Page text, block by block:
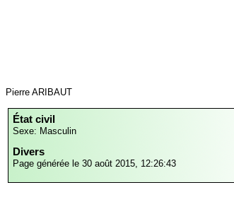
Pierre ARIBAUT
État civil
Sexe: Masculin
Divers
Page générée le 30 août 2015, 12:26:43